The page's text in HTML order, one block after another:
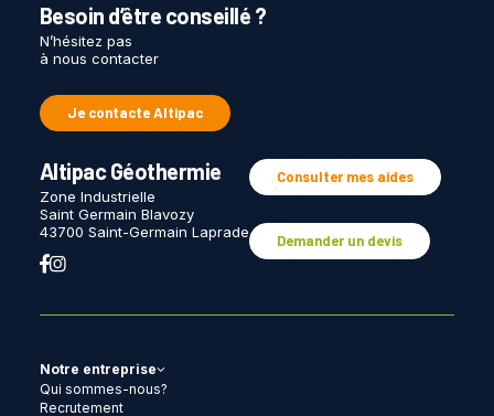
Besoin d’être conseillé ?
N’hésitez pas
à nous contacter
Je contacte Altipac
Altipac Géothermie
Zone Industrielle
Saint Germain Blavozy
43700 Saint-Germain Laprade
Consulter mes aides
Demander un devis
Notre entreprise
Qui sommes-nous?
Recrutement